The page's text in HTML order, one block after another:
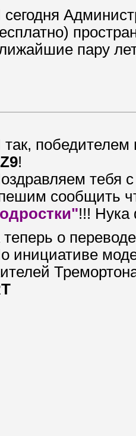
сегодня
пару
так, победителем
!
тебя
сообщить
!!! Нука
о
инициативе